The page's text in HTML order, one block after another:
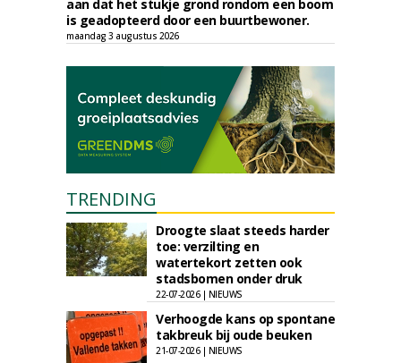
aan dat het stukje grond rondom een boom
is geadopteerd door een buurtbewoner.
maandag 3 augustus 2026
TRENDING
Droogte slaat steeds harder
toe: verzilting en
watertekort zetten ook
stadsbomen onder druk
22-07-2026 | NIEUWS
Verhoogde kans op spontane
takbreuk bij oude beuken
21-07-2026 | NIEUWS